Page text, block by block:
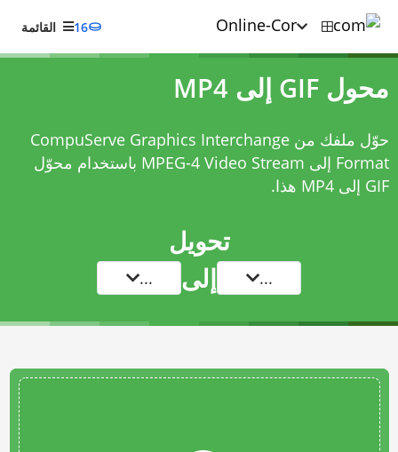
16 القائمة
محول GIF إلى MP4
حوّل ملفك من CompuServe Graphics Interchange
Format إلى MPEG-4 Video Stream باستخدام
محوّل
GIF إلى MP4
هذا.
تحويل
... إلى ...